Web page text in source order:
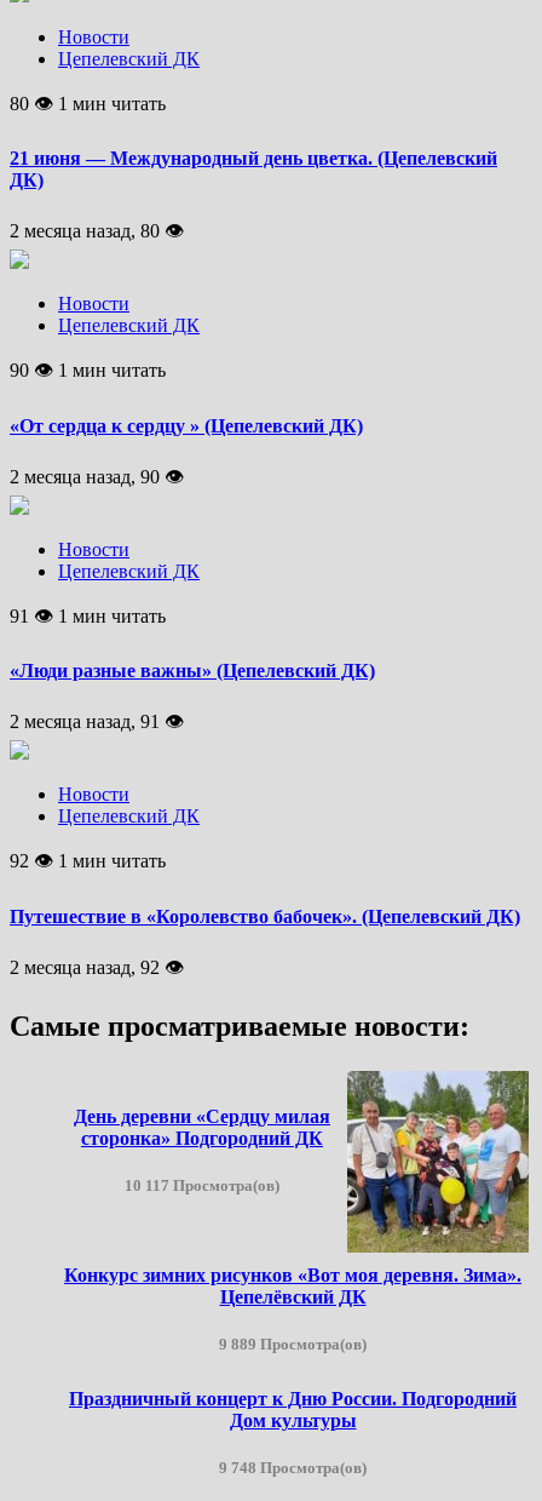
Новости
Цепелевский ДК
80 👁 1 мин читать
21 июня — Международный день цветка. (Цепелевский
ДК)
2 месяца назад, 80 👁
Новости
Цепелевский ДК
90 👁 1 мин читать
«От сердца к сердцу » (Цепелевский ДК)
2 месяца назад, 90 👁
Новости
Цепелевский ДК
91 👁 1 мин читать
«Люди разные важны» (Цепелевский ДК)
2 месяца назад, 91 👁
Новости
Цепелевский ДК
92 👁 1 мин читать
Путешествие в «Королевство бабочек». (Цепелевский ДК)
2 месяца назад, 92 👁
Самые просматриваемые новости:
День деревни «Сердцу милая
сторонка» Подгородний ДК
10 117 Просмотра(ов)
Конкурс зимних рисунков «Вот моя деревня. Зима».
Цепелёвский ДК
9 889 Просмотра(ов)
Праздничный концерт к Дню России. Подгородний
Дом культуры
9 748 Просмотра(ов)